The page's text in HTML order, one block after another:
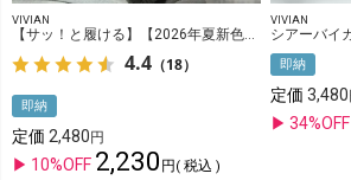
VIVIAN
【サッ！と履ける】【2026年夏新色追加】アシメトングカジュアルコンフォートサンダル
4.4 （18）
即納
定価 2,480
10%OFF 2,230 税込
VIVIAN
即納
定価 3,480
34%OFF